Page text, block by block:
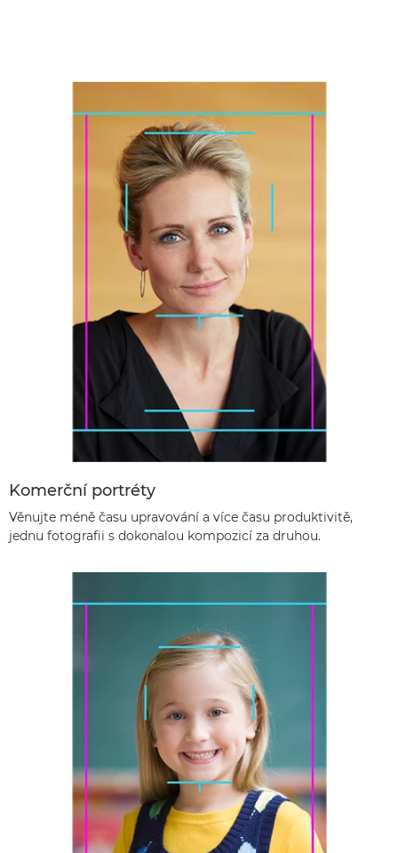
Komerční portréty
Věnujte méně času upravování a více času produktivitě,
jednu fotografii s dokonalou kompozicí za druhou.